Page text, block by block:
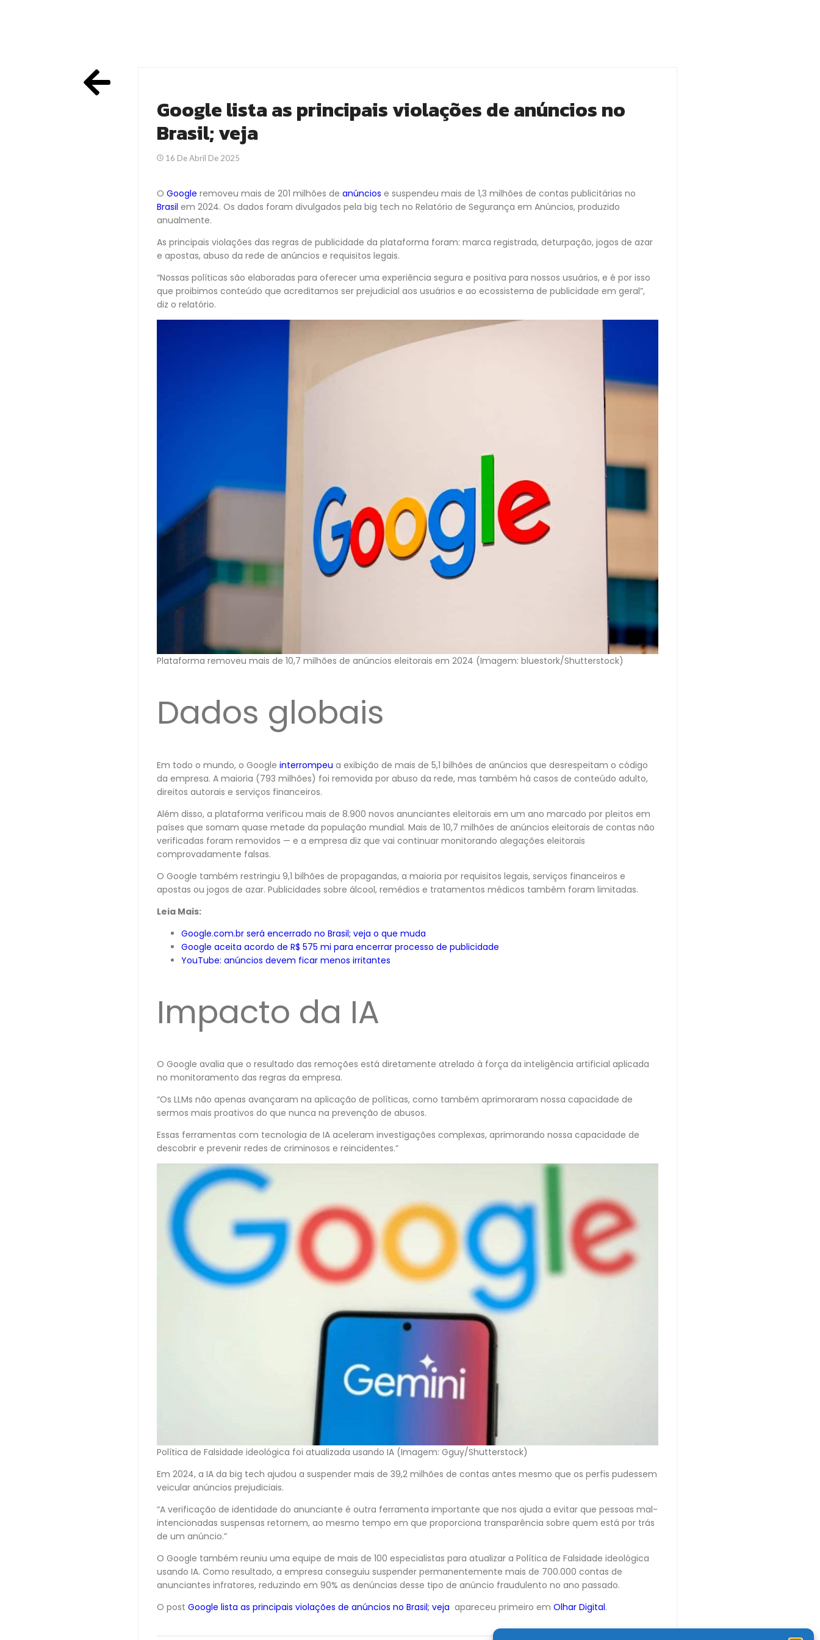
Google lista as principais violações de anúncios no
Brasil; veja
16 De Abril De 2025
O Google removeu mais de 201 milhões de anúncios e suspendeu mais de 1,3 milhões de contas publicitárias no
Brasil em 2024. Os dados foram divulgados pela big tech no Relatório de Segurança em Anúncios, produzido
anualmente.
As principais violações das regras de publicidade da plataforma foram: marca registrada, deturpação, jogos de azar
e apostas, abuso da rede de anúncios e requisitos legais.
“Nossas políticas são elaboradas para oferecer uma experiência segura e positiva para nossos usuários, e é por isso
que proibimos conteúdo que acreditamos ser prejudicial aos usuários e ao ecossistema de publicidade em geral”,
diz o relatório.
Plataforma removeu mais de 10,7 milhões de anúncios eleitorais em 2024 (Imagem: bluestork/Shutterstock)
Dados globais
Em todo o mundo, o Google interrompeu a exibição de mais de 5,1 bilhões de anúncios que desrespeitam o código
da empresa. A maioria (793 milhões) foi removida por abuso da rede, mas também há casos de conteúdo adulto,
direitos autorais e serviços financeiros.
Além disso, a plataforma verificou mais de 8.900 novos anunciantes eleitorais em um ano marcado por pleitos em
países que somam quase metade da população mundial. Mais de 10,7 milhões de anúncios eleitorais de contas não
verificadas foram removidos — e a empresa diz que vai continuar monitorando alegações eleitorais
comprovadamente falsas.
O Google também restringiu 9,1 bilhões de propagandas, a maioria por requisitos legais, serviços financeiros e
apostas ou jogos de azar. Publicidades sobre álcool, remédios e tratamentos médicos também foram limitadas.
Leia Mais:
Google.com.br será encerrado no Brasil; veja o que muda
Google aceita acordo de R$ 575 mi para encerrar processo de publicidade
YouTube: anúncios devem ficar menos irritantes
Impacto da IA
O Google avalia que o resultado das remoções está diretamente atrelado à força da inteligência artificial aplicada
no monitoramento das regras da empresa.
“Os LLMs não apenas avançaram na aplicação de políticas, como também aprimoraram nossa capacidade de
sermos mais proativos do que nunca na prevenção de abusos.
Essas ferramentas com tecnologia de IA aceleram investigações complexas, aprimorando nossa capacidade de
descobrir e prevenir redes de criminosos e reincidentes.”
Política de Falsidade ideológica foi atualizada usando IA (Imagem: Gguy/Shutterstock)
Em 2024, a IA da big tech ajudou a suspender mais de 39,2 milhões de contas antes mesmo que os perfis pudessem
veicular anúncios prejudiciais.
“A verificação de identidade do anunciante é outra ferramenta importante que nos ajuda a evitar que pessoas mal-
intencionadas suspensas retornem, ao mesmo tempo em que proporciona transparência sobre quem está por trás
de um anúncio.”
O Google também reuniu uma equipe de mais de 100 especialistas para atualizar a Política de Falsidade ideológica
usando IA. Como resultado, a empresa conseguiu suspender permanentemente mais de 700.000 contas de
anunciantes infratores, reduzindo em 90% as denúncias desse tipo de anúncio fraudulento no ano passado.
O post Google lista as principais violações de anúncios no Brasil; veja apareceu primeiro em Olhar Digital.